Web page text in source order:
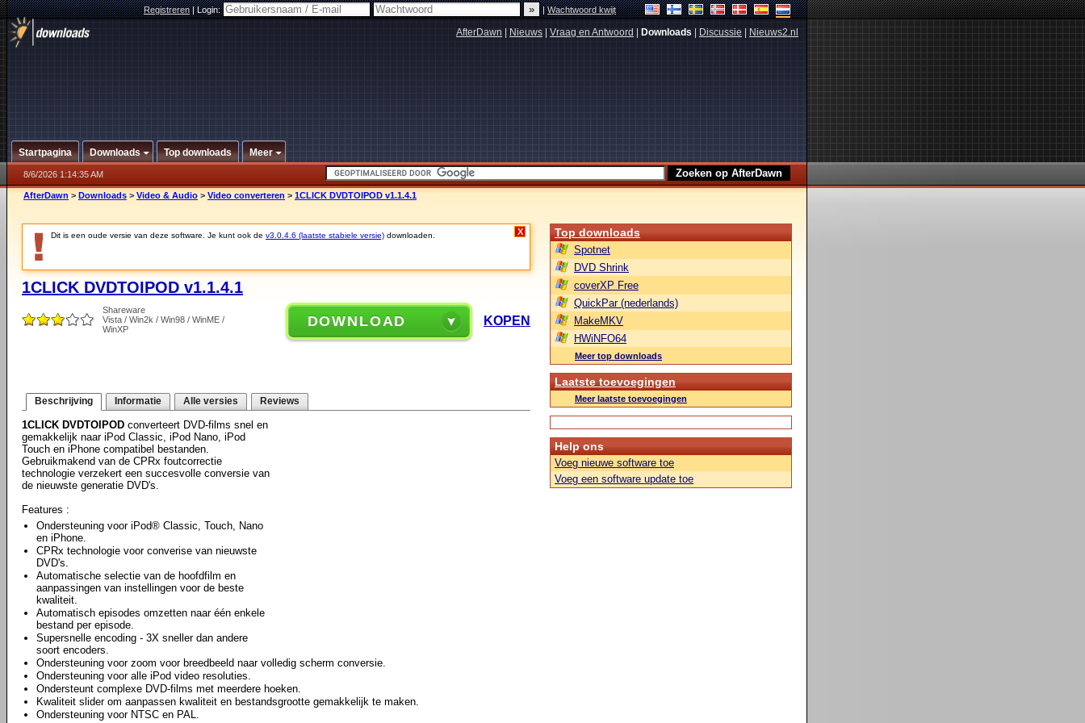
Registreren|Login: |Wachtwoord kwijt
AfterDawn Nieuws Vraag en Antwoord Downloads Discussie Nieuws2.nl
Startpagina Downloads Top downloads Meer
8/6/2026 1:14:35 AM
AfterDawn > Downloads > Video & Audio > Video converteren > 1CLICK DVDTOIPOD v1.1.4.1
Dit is een oude versie van deze software. Je kunt ook de v3.0.4.6 (laatste stabiele versie) downloaden. X
1CLICK DVDTOIPOD v1.1.4.1
Shareware
Vista / Win2k / Win98 / WinME /
WinXP
DOWNLOAD KOPEN
Beschrijving Informatie Alle versies Reviews
1CLICK DVDTOIPOD converteert DVD-films snel en
gemakkelijk naar iPod Classic, iPod Nano, iPod
Touch en iPhone compatibel bestanden.
Gebruikmakend van de CPRx foutcorrectie
technologie verzekert een succesvolle conversie van
de nieuwste generatie DVD's.
Features :
Ondersteuning voor iPod® Classic, Touch, Nano
en iPhone.
CPRx technologie voor converise van nieuwste
DVD's.
Automatische selectie van de hoofdfilm en
aanpassingen van instellingen voor de beste
kwaliteit.
Automatisch episodes omzetten naar één enkele
bestand per episode.
Supersnelle encoding - 3X sneller dan andere
soort encoders.
Ondersteuning voor zoom voor breedbeeld naar volledig scherm conversie.
Ondersteuning voor alle iPod video resoluties.
Ondersteunt complexe DVD-films met meerdere hoeken.
Kwaliteit slider om aanpassen kwaliteit en bestandsgrootte gemakkelijk te maken.
Ondersteuning voor NTSC en PAL.
Top downloads
Spotnet
DVD Shrink
coverXP Free
QuickPar (nederlands)
MakeMKV
HWiNFO64
Meer top downloads
Laatste toevoegingen
Meer laatste toevoegingen
Help ons
Voeg nieuwe software toe
Voeg een software update toe